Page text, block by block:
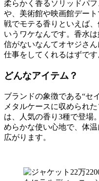
柔らかく香るソリッドパ
や、美術館や映画館デー
戦でモテる香りといえば
いうワケなんです。香水
信がないなんてオヤジさ
仕事をしてくれるはずです
どんなアイテム？
ブランドの象徴である“セ
メタルケースに収められ
は、人気の香り3種で登場
めらかな使い心地で、体
広がります。